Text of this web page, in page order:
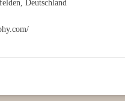
Deutschland